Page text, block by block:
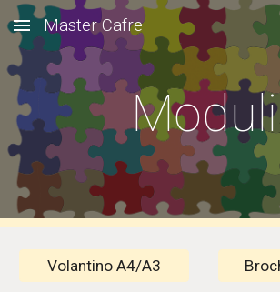
Skip to main content
Master Cafre
Moduli
Volantino A4/A3